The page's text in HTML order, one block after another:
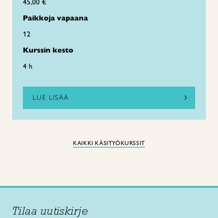
45,00 €
Paikkoja vapaana
12
Kurssin kesto
4 h
LUE LISÄÄ
KAIKKI KÄSITYÖKURSSIT
Tilaa uutiskirje